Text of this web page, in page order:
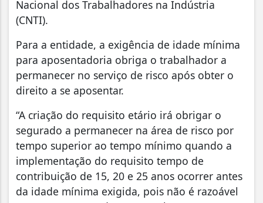
Nacional dos Trabalhadores na Indústria
(CNTI).
Para a entidade, a exigência de idade mínima
para aposentadoria obriga o trabalhador a
permanecer no serviço de risco após obter o
direito a se aposentar.
“A criação do requisito etário irá obrigar o
segurado a permanecer na área de risco por
tempo superior ao tempo mínimo quando a
implementação do requisito tempo de
contribuição de 15, 20 e 25 anos ocorrer antes
da idade mínima exigida, pois não é razoável